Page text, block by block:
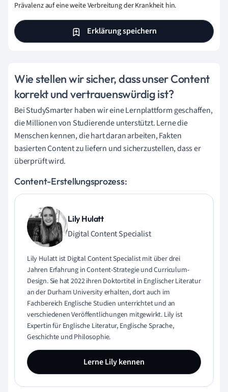
Prävalenz auf eine weite Verbreitung der Krankheit hin.
Erklärung speichern
Wie stellen wir sicher, dass unser Content
korrekt und vertrauenswürdig ist?
Bei StudySmarter haben wir eine Lernplattform geschaffen,
die Millionen von Studierende unterstützt. Lerne die
Menschen kennen, die hart daran arbeiten, Fakten
basierten Content zu liefern und sicherzustellen, dass er
überprüft wird.
Content-Erstellungsprozess:
Lily Hulatt
Digital Content Specialist
Lily Hulatt ist Digital Content Specialist mit über drei
Jahren Erfahrung in Content-Strategie und Curriculum-
Design. Sie hat 2022 ihren Doktortitel in Englischer Literatur
an der Durham University erhalten, dort auch im
Fachbereich Englische Studien unterrichtet und an
verschiedenen Veröffentlichungen mitgewirkt. Lily ist
Expertin für Englische Literatur, Englische Sprache,
Geschichte und Philosophie.
Lerne Lily kennen